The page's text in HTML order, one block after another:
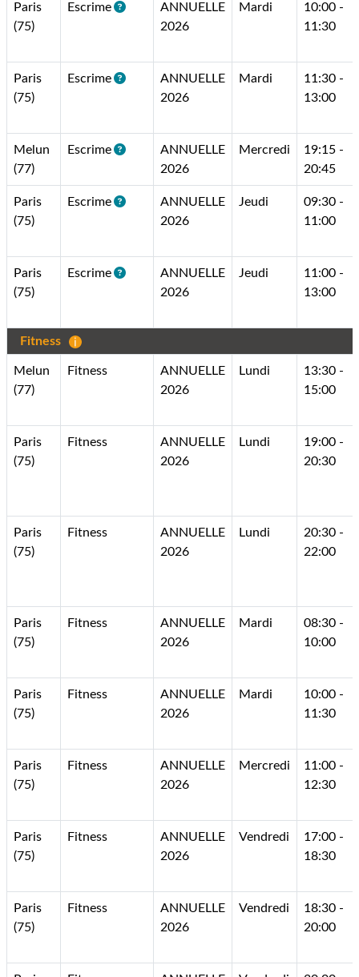
Paris
(75)
Escrime
ANNUELLE
2026
Mardi
10:00 -
11:30
Paris
(75)
Escrime
ANNUELLE
2026
Mardi
11:30 -
13:00
Melun
(77)
Escrime
ANNUELLE
2026
Mercredi
19:15 -
20:45
Paris
(75)
Escrime
ANNUELLE
2026
Jeudi
09:30 -
11:00
Paris
(75)
Escrime
ANNUELLE
2026
Jeudi
11:00 -
13:00
Fitness
Melun
(77)
Fitness
ANNUELLE
2026
Lundi
13:30 -
15:00
Paris
(75)
Fitness
ANNUELLE
2026
Lundi
19:00 -
20:30
Paris
(75)
Fitness
ANNUELLE
2026
Lundi
20:30 -
22:00
Paris
(75)
Fitness
ANNUELLE
2026
Mardi
08:30 -
10:00
Paris
(75)
Fitness
ANNUELLE
2026
Mardi
10:00 -
11:30
Paris
(75)
Fitness
ANNUELLE
2026
Mercredi
11:00 -
12:30
Paris
(75)
Fitness
ANNUELLE
2026
Vendredi
17:00 -
18:30
Paris
(75)
Fitness
ANNUELLE
2026
Vendredi
18:30 -
20:00